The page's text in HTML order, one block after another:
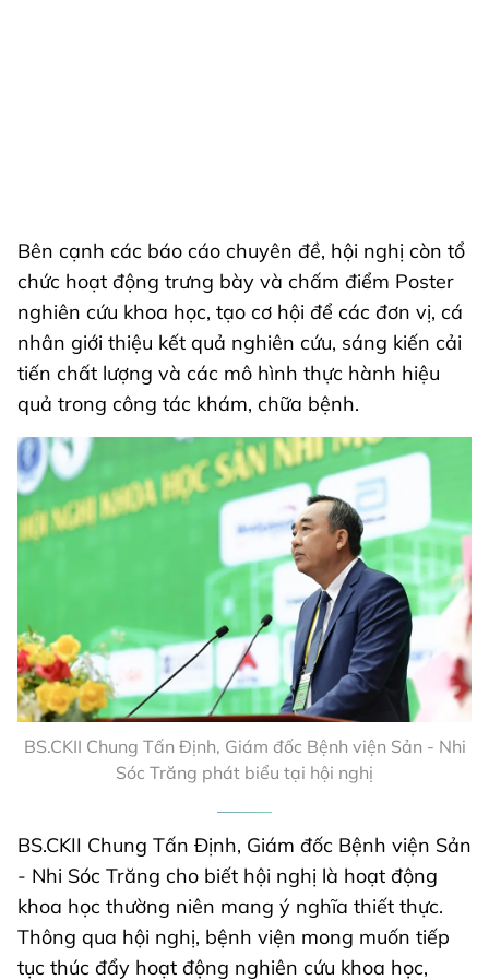
Bên cạnh các báo cáo chuyên đề, hội nghị còn tổ
chức hoạt động trưng bày và chấm điểm Poster
nghiên cứu khoa học, tạo cơ hội để các đơn vị, cá
nhân giới thiệu kết quả nghiên cứu, sáng kiến cải
tiến chất lượng và các mô hình thực hành hiệu
quả trong công tác khám, chữa bệnh.
BS.CKII Chung Tấn Định, Giám đốc Bệnh viện Sản - Nhi
Sóc Trăng phát biểu tại hội nghị
BS.CKII Chung Tấn Định, Giám đốc Bệnh viện Sản
- Nhi Sóc Trăng cho biết hội nghị là hoạt động
khoa học thường niên mang ý nghĩa thiết thực.
Thông qua hội nghị, bệnh viện mong muốn tiếp
tục thúc đẩy hoạt động nghiên cứu khoa học,